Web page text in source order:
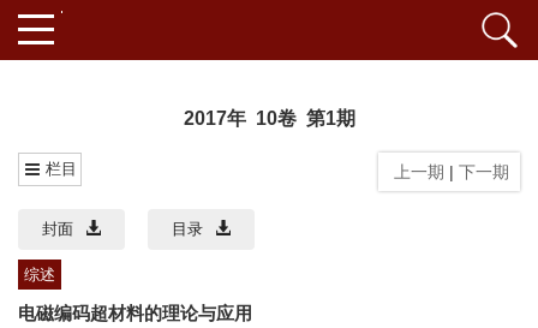
2017年 10卷 第1期
栏目 上一期 | 下一期
封面 目录
综述
电磁编码超材料的理论与应用